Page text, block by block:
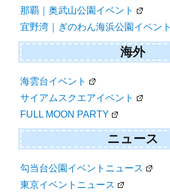
那覇｜奥武山公園イベント
宜野湾｜ぎのわん海浜公園イベント
海外
海雲台イベント
サイアムスクエアイベント
FULL MOON PARTY
ニュース
勾当台公園イベントニュース
東京イベントニュース